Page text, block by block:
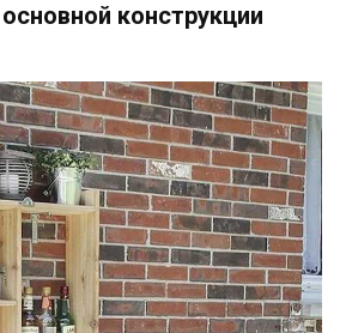
конструкции